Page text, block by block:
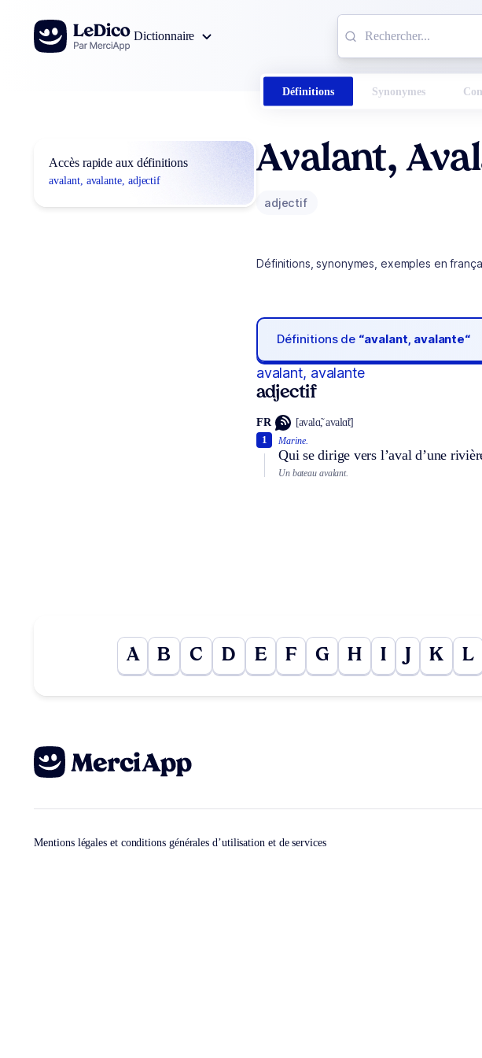
Aller au contenu
Dictionnaire
Définitions Synonymes
Accès rapide aux définitions
avalant, avalante, adjectif
Avalant,
adjectif
Définitions, synonymes, exemples en
Définitions de “avalant, avalante“
avalant, avalante
adjectif
FR [avalɑ̃, avalɑ̃t]
Marine.
Qui se dirige vers l’aval d’une
1
Un bateau avalant.
A B C D E F G H I J K L
Mentions légales et conditions générales d’utilisation et de services